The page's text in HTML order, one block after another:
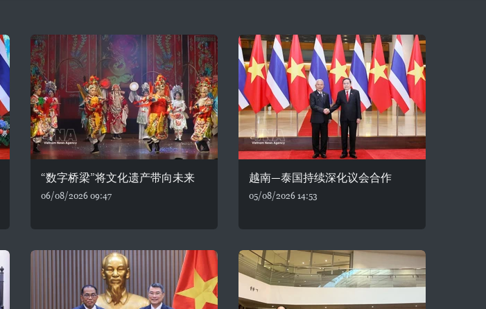
“数字桥梁”将文化遗产带向未来
06/08/2026 09:47
越南—泰国持续深化议会合作
05/08/2026 14:53